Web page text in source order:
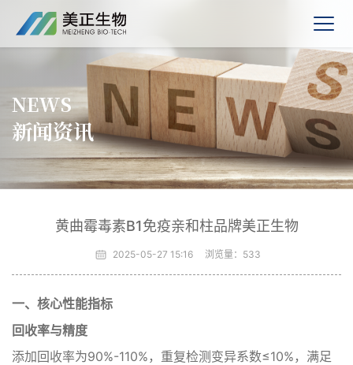
NEWS
新闻资讯
黄曲霉毒素B1免疫亲和柱品牌美正生物
2025-05-27 15:16 浏览量： 533
一、核心性能指标‌
‌回收率与精度‌
添加回收率为90%-110%，重复检测变异系数≤10%，满足